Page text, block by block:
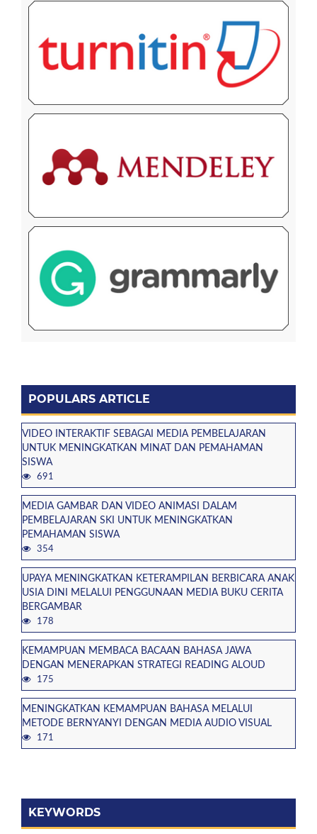
POPULARS ARTICLE
VIDEO INTERAKTIF SEBAGAI MEDIA PEMBELAJARAN
UNTUK MENINGKATKAN MINAT DAN PEMAHAMAN
SISWA
691
MEDIA GAMBAR DAN VIDEO ANIMASI DALAM
PEMBELAJARAN SKI UNTUK MENINGKATKAN
PEMAHAMAN SISWA
354
UPAYA MENINGKATKAN KETERAMPILAN BERBICARA ANAK
USIA DINI MELALUI PENGGUNAAN MEDIA BUKU CERITA
BERGAMBAR
178
KEMAMPUAN MEMBACA BACAAN BAHASA JAWA
DENGAN MENERAPKAN STRATEGI READING ALOUD
175
MENINGKATKAN KEMAMPUAN BAHASA MELALUI
METODE BERNYANYI DENGAN MEDIA AUDIO VISUAL
171
KEYWORDS